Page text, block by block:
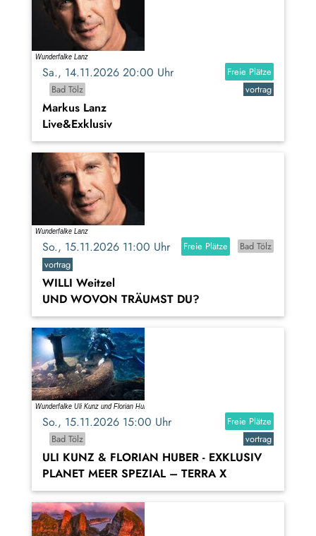
Sa., 14.11.2026 20:00 Uhr
Freie Plätze
Bad Tölz
vortrag
Markus Lanz
Live&Exklusiv
So., 15.11.2026 11:00 Uhr Freie Plätze
Bad Tölz
vortrag
WILLI Weitzel
UND WOVON TRÄUMST DU?
So., 15.11.2026 15:00 Uhr
Freie Plätze
Bad Tölz
vortrag
ULI KUNZ & FLORIAN HUBER - EXKLUSIV
PLANET MEER SPEZIAL – TERRA X